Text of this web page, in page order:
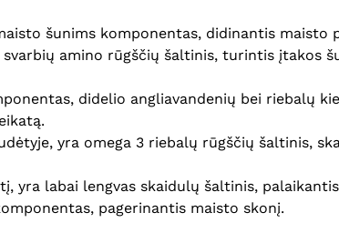
šunims komponentas, didinantis maisto
amino rūgščių šaltinis, turintis įtakos
didelio angliavandenių bei riebalų
yra omega 3 riebalų rūgščių šaltinis,
yra labai lengvas skaidulų šaltinis,
pagerinantis maisto skonį.